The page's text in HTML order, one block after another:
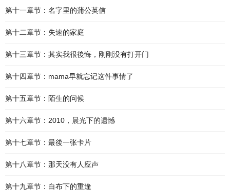
第十一章节：名字里的蒲公英信
第十二章节：失速的家庭
第十三章节：其实我很後悔，刚刚没有打开门
第十四章节：mama早就忘记这件事情了
第十五章节：陌生的问候
第十六章节：2010，晨光下的遗憾
第十七章节：最後一张卡片
第十八章节：那天没有人应声
第十九章节：白布下的重逢